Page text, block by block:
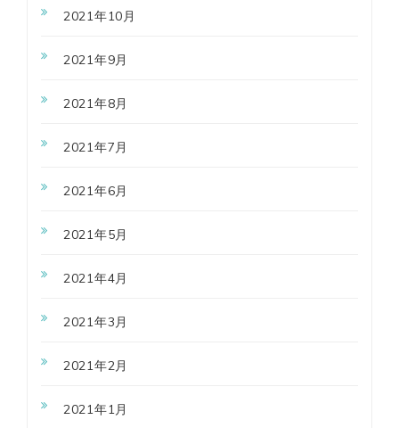
2021年10月
2021年9月
2021年8月
2021年7月
2021年6月
2021年5月
2021年4月
2021年3月
2021年2月
2021年1月